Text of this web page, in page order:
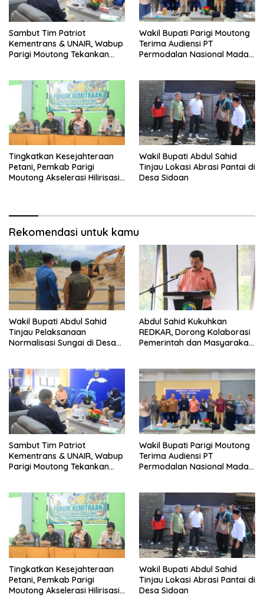
Sambut Tim Patriot
Kementrans & UNAIR, Wabup
Parigi Moutong Tekankan
Daerah
Wakil Bupati Parigi Moutong
Terima Audiensi PT
Permodalan Nasional Madani
Tingkatkan Kesejahteraan
Petani, Pemkab Parigi
Moutong Akselerasi Hilirisasi
Wakil Bupati Abdul Sahid
Tinjau Lokasi Abrasi Pantai di
Desa Sidoan
Rekomendasi untuk kamu
Wakil Bupati Abdul Sahid
Tinjau Pelaksanaan
Normalisasi Sungai di Desa
Abdul Sahid Kukuhkan
REDKAR, Dorong Kolaborasi
Pemerintah dan Masyarakat
Sambut Tim Patriot
Kementrans & UNAIR, Wabup
Parigi Moutong Tekankan
Daerah
Wakil Bupati Parigi Moutong
Terima Audiensi PT
Permodalan Nasional Madani
Tingkatkan Kesejahteraan
Petani, Pemkab Parigi
Moutong Akselerasi Hilirisasi
Wakil Bupati Abdul Sahid
Tinjau Lokasi Abrasi Pantai di
Desa Sidoan